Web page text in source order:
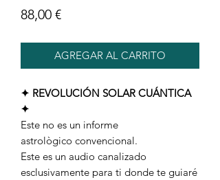
88,00 €Precio
AGREGAR AL CARRITO
✦ REVOLUCIÓN SOLAR CUÁNTICA
✦
Este no es un informe
astrològico convencional.
Este es un audio canalizado
esclusivamente para ti donde te guiaré